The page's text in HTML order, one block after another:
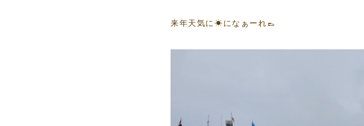
来年天気に☀になぁーれ👞